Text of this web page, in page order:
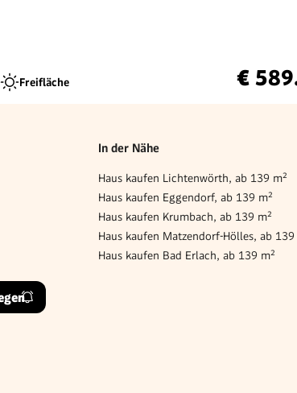
Freifläche €
In der Nähe
Haus kaufen Lichtenwörth, ab 139 m²
Haus kaufen Eggendorf, ab 139 m²
Haus kaufen Krumbach, ab 139 m²
Haus kaufen Matzendorf-Hölles, ab 139
Haus kaufen Bad Erlach, ab 139 m²